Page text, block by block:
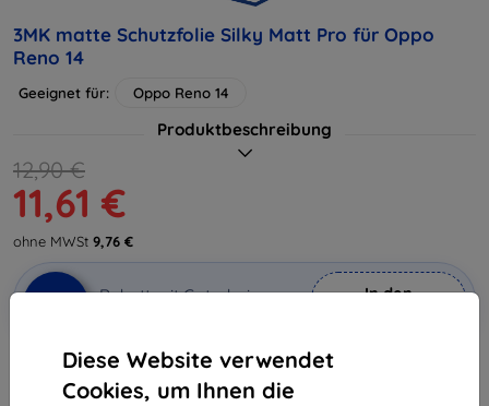
Diese Website verwendet
Cookies, um Ihnen die
3MK matte Schutzfolie Silky Matt Pro für Oppo
Reno 14
Geeignet für: Oppo Reno 14
Produktbeschreibung
12,90 €
11,61 €
ohne MWSt 9,76 €
Rabatt mit Gutschein
In den
Extern Lager > 5 St